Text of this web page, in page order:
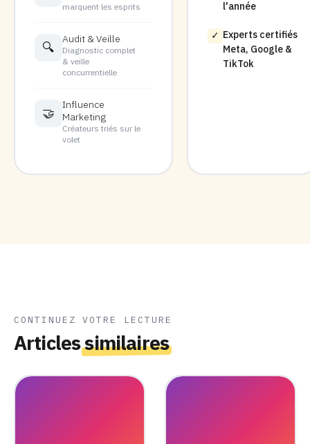
marquent les esprits
🔍
Audit & Veille
Diagnostic complet
& veille
concurrentielle
🤝
Influence
Marketing
Créateurs triés sur le
volet
l'année
✓ Experts certifiés
Meta, Google &
TikTok
CONTINUEZ VOTRE LECTURE
Articlessimilaires